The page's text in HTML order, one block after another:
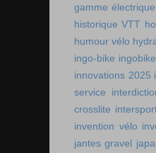
gamme électrique
historique VTT
humour vélo
ingo-bike ingobike
innovations 2025
service
crosslite
invention vélo
jantes gravel